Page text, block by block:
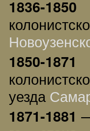
1836-1850
1850-1871
уезда
1871-1881